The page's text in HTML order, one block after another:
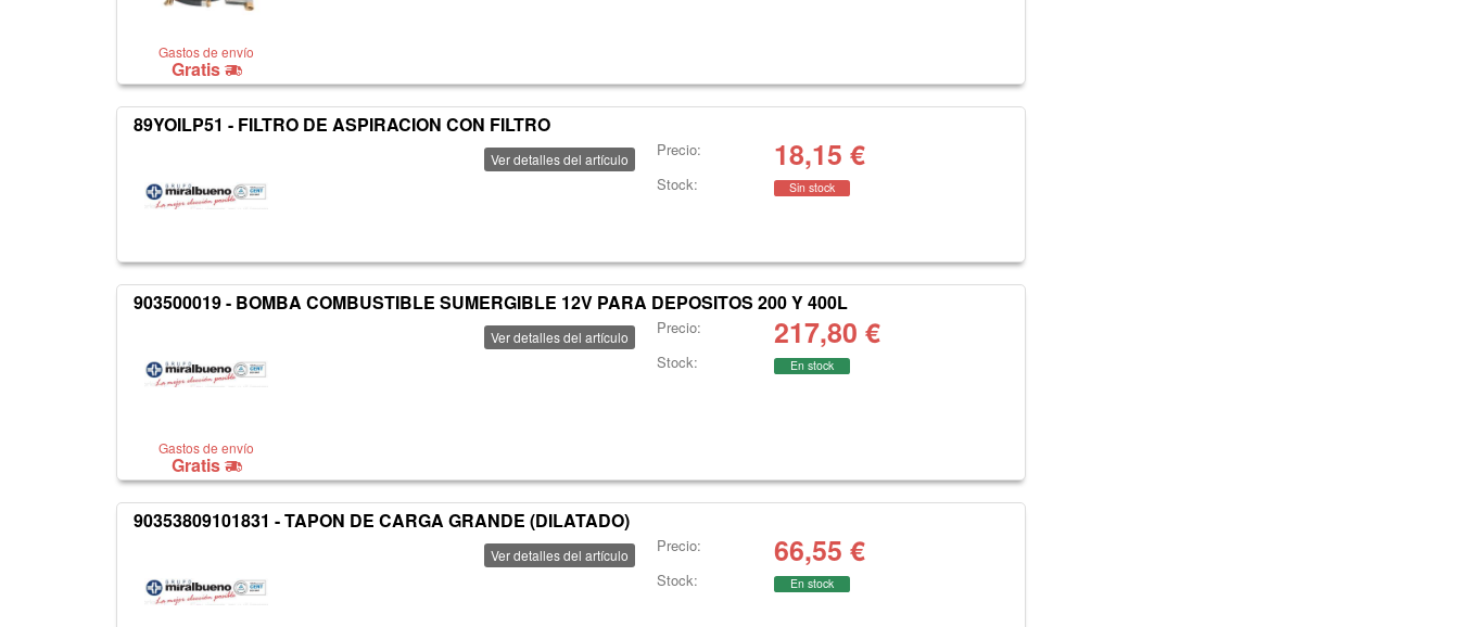
Gastos de envío
Gratis
89YOILP51 - FILTRO DE ASPIRACION CON FILTRO
Ver detalles del artículo Precio: 18,15 €
Stock: Sin stock
903500019 - BOMBA COMBUSTIBLE SUMERGIBLE 12V PARA DEPOSITOS 200 Y 400L
Gastos de envío
Gratis
Ver detalles del artículo Precio: 217,80 €
Stock: En stock
90353809101831 - TAPON DE CARGA GRANDE (DILATADO)
Ver detalles del artículo Precio: 66,55 €
Stock: En stock